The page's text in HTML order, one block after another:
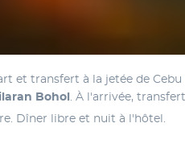
et transfert à la jetée de
Bohol . À l'arrivée,
Dîner libre et nuit à l'hôtel.